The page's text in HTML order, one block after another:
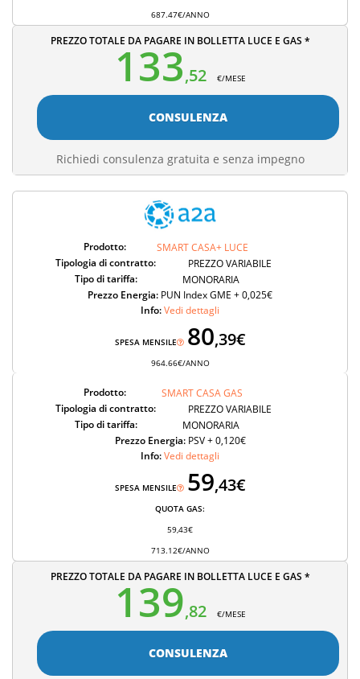
687.47€/ANNO
PREZZO TOTALE DA PAGARE IN BOLLETTA LUCE E GAS *
133,52 €/MESE
CONSULENZA
Richiedi consulenza gratuita e senza impegno
Prodotto:
SMART CASA+ LUCE
Tipologia di contratto:
PREZZO VARIABILE
Tipo di tariffa:
MONORARIA
Prezzo Energia: PUN Index GME + 0,025€
Info:Vedi dettagli
SPESA MENSILE 80,39€
964.66€/ANNO
Prodotto:
SMART CASA GAS
Tipologia di contratto:
PREZZO VARIABILE
Tipo di tariffa:
MONORARIA
Prezzo Energia: PSV + 0,120€
Info:Vedi dettagli
SPESA MENSILE 59,43€
QUOTA GAS:
59,43€
713.12€/ANNO
PREZZO TOTALE DA PAGARE IN BOLLETTA LUCE E GAS *
139,82 €/MESE
CONSULENZA